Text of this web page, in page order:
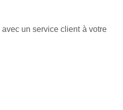
un service client à votre